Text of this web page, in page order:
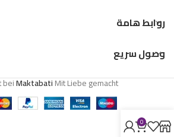
روابط هامة
وصول سريع
beiMaktabatiMit Liebe gemacht
0